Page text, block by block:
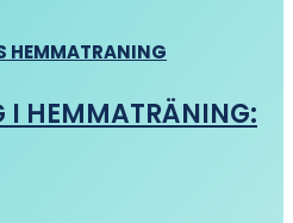
I HEMMATRÄNING: